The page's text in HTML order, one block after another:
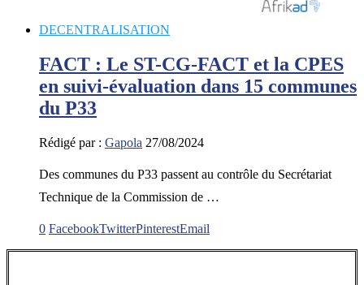
DECENTRALISATION
FACT : Le ST-CG-FACT et la CPES
en suivi-évaluation dans 15 communes
du P33
Rédigé par : Gapola 27/08/2024
Des communes du P33 passent au contrôle du Secrétariat
Technique de la Commission de …
0 FacebookTwitterPinterestEmail